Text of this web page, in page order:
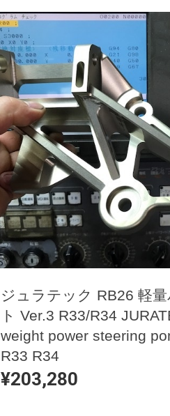
ジュラテック RB26 軽
ト Ver.3 R33/R34
weight power steering
R33 R34
¥203,280